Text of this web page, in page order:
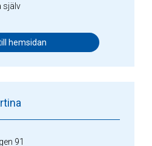
själv
hemsidan
91